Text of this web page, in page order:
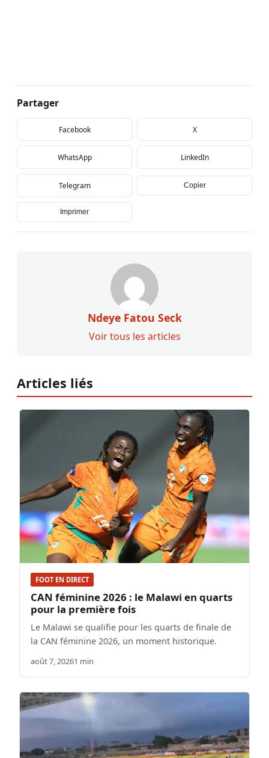
Partager
Facebook X
WhatsApp LinkedIn
Telegram Copier
Imprimer
Ndeye Fatou Seck
Voir tous les articles
Articles liés
FOOT EN DIRECT
CAN féminine 2026 : le Malawi en quarts
pour la première fois
Le Malawi se qualifie pour les quarts de finale de
la CAN féminine 2026, un moment historique.
août 7, 20261 min